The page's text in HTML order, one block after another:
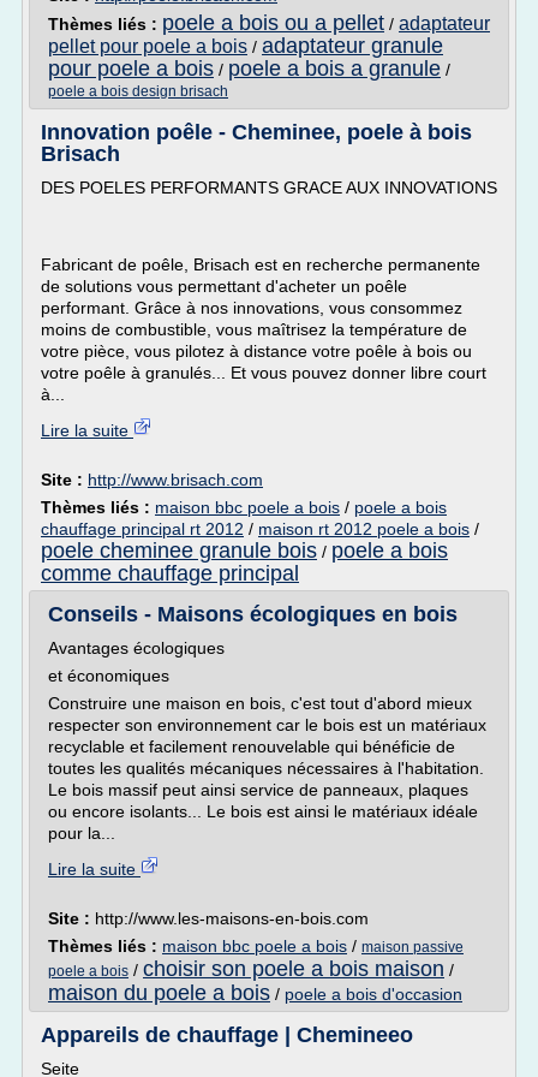
Thèmes liés : poele a bois ou a pellet / adaptateur
pellet pour poele a bois / adaptateur granule
pour poele a bois / poele a bois a granule /
poele a bois design brisach
Innovation poêle - Cheminee, poele à bois
Brisach
DES POELES PERFORMANTS GRACE AUX INNOVATIONS
Fabricant de poêle, Brisach est en recherche permanente
de solutions vous permettant d'acheter un poêle
performant. Grâce à nos innovations, vous consommez
moins de combustible, vous maîtrisez la température de
votre pièce, vous pilotez à distance votre poêle à bois ou
votre poêle à granulés... Et vous pouvez donner libre court
à...
Lire la suite
Site : http://www.brisach.com
Thèmes liés : maison bbc poele a bois / poele a bois
chauffage principal rt 2012 / maison rt 2012 poele a bois /
poele cheminee granule bois / poele a bois
comme chauffage principal
Conseils - Maisons écologiques en bois
Avantages écologiques
et économiques
Construire une maison en bois, c'est tout d'abord mieux
respecter son environnement car le bois est un matériaux
recyclable et facilement renouvelable qui bénéficie de
toutes les qualités mécaniques nécessaires à l'habitation.
Le bois massif peut ainsi service de panneaux, plaques
ou encore isolants... Le bois est ainsi le matériaux idéale
pour la...
Lire la suite
Site : http://www.les-maisons-en-bois.com
Thèmes liés : maison bbc poele a bois / maison passive
poele a bois / choisir son poele a bois maison /
maison du poele a bois / poele a bois d'occasion
Appareils de chauffage | Chemineeo
Seite